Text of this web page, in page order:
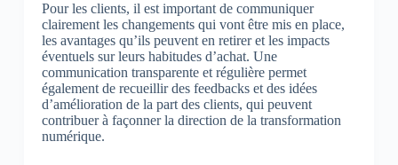
Pour les clients, il est important de communiquer
clairement les changements qui vont être mis en place,
les avantages qu’ils peuvent en retirer et les impacts
éventuels sur leurs habitudes d’achat. Une
communication transparente et régulière permet
également de recueillir des feedbacks et des idées
d’amélioration de la part des clients, qui peuvent
contribuer à façonner la direction de la transformation
numérique.